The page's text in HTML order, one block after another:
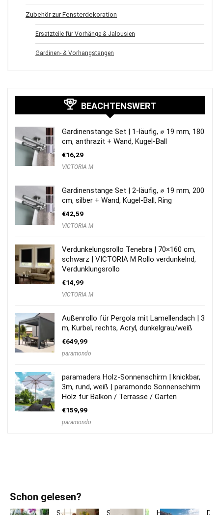
Zubehör zur Fensterdekoration
Ersatzteile für Vorhänge & Jalousien
Gardinen- & Vorhangstangen
BEACHTENSWERT
Gardinenstange Set | 1-läufig, ⌀ 19 mm, 180
cm, anthrazit + Wand, Kugel-Ball
€16,29
VICTORIA M
Gardinenstange Set | 2-läufig, ⌀ 19 mm, 200
cm, silber + Wand, Kugel-Ball, Ring
€42,59
VICTORIA M
Verdunkelungsrollo Tenebra | 70×160 cm,
schwarz | VICTORIA M Rollo verdunkelnd,
Verdunklungsrollo
€14,99
VICTORIA M
Außenrollo für Pergola mit Lamellendach | 3
m, Kurbel, rechts, Acryl, dunkelgrau/weiß
€649,99
paramondo
paramadera Holz-Sonnenschirm | knickbar,
3m, rund, weiß | paramondo Sonnenschirm
Holz für Balkon / Terrasse / Garten
€159,99
paramondo
Schon gelesen?
So
So
Hotelbettwäsche